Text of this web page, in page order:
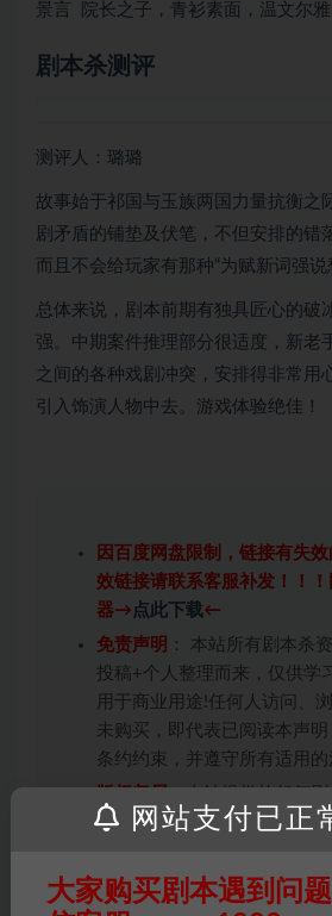
景言 院长之子，青衫素面，温文尔雅
剧本杀测评
测评人：璐璐
故事始于祁国与玉族两国力量抗衡之
剧矛盾的铺垫及伏笔，不但安排的错
而且不会给玩家有那种“为赋新词强说
总体来说，剧本前期有独具匠心的破
强。中期案件推理部分很适度，新老
之间的各种戏剧冲突，安排得非常用
引入饰演人物中去。游戏体验绝佳！
因百度网盘限制，链接有失
效链接请联系客服补发！！
器→ 点此下载←
免责声明 ： 本站所有剧本杀
投稿+个人整理而来，仅供学
用于商业用途!任何人访问、
未购买，即代表已阅读本声
条约约束，并遵守所有适用的
权均属于机关版权或权利人。
448271243@qq.com，如若
会在三天内下架相关剧本攻略
网站支付已正
大家购买剧本遇到问